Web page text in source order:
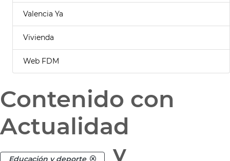
Valencia Ya
Vivienda
Web FDM
Contenido con
Actualidad
Educación y deporte
y